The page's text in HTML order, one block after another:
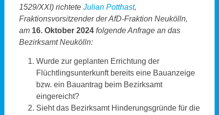
1529/XXI) richtete Julian Potthast,
Fraktionsvorsitzender der AfD-Fraktion Neukölln,
am 16. Oktober 2024folgende Anfrage an das
Bezirksamt Neukölln:
Wurde zur geplanten Errichtung der
Flüchtlingsunterkunft bereits eine Bauanzeige
bzw. ein Bauantrag beim Bezirksamt
eingereicht?
Sieht das Bezirksamt Hinderungsgründe für die